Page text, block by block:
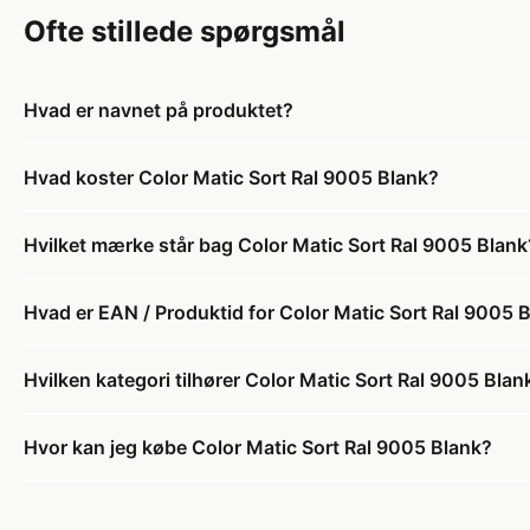
Ofte stillede spørgsmål
Hvad er navnet på produktet?
Hvad koster Color Matic Sort Ral 9005 Blank?
Hvilket mærke står bag Color Matic Sort Ral 9005
Hvad er EAN / Produktid for Color Matic Sort Ral 9005
Hvilken kategori tilhører Color Matic Sort Ral 9005
Hvor kan jeg købe Color Matic Sort Ral 9005 Blank?